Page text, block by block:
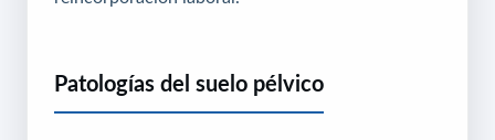
Patologías del suelo pélvico